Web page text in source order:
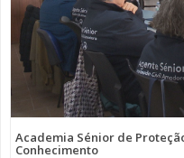
Academia Sénior de
Conhecimento